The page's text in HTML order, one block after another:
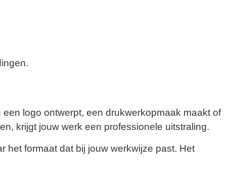
logo ontwerpt, een drukwerkopmaak maakt of
krijgt jouw werk een professionele uitstraling.
het formaat dat bij jouw werkwijze past. Het